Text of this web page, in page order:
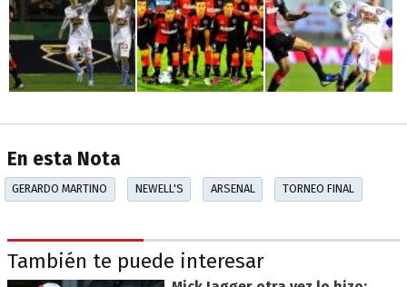
En esta Nota
GERARDO MARTINO NEWELL'S ARSENAL TORNEO FINAL
También te puede interesar